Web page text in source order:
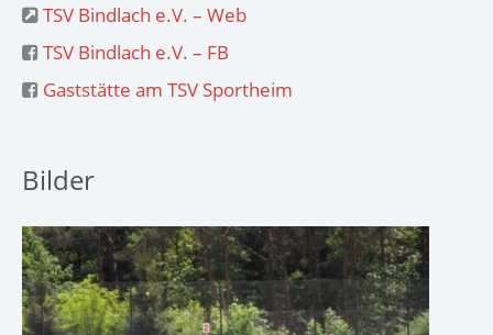
TSV Bindlach e.V. – Web
TSV Bindlach e.V. – FB
Gaststätte am TSV Sportheim
Bilder